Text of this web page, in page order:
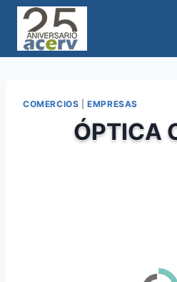
Saltar
contenido
COMERCIOS |EMPRESAS
ÓPTICA